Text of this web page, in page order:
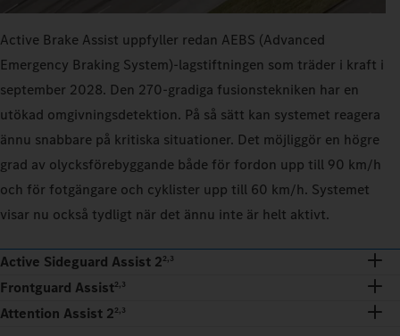
Active Brake Assist uppfyller redan AEBS (Advanced
Emergency Braking System)-lagstiftningen som träder i kraft i
september 2028. Den 270‑gradiga fusionstekniken har en
utökad omgivningsdetektion. På så sätt kan systemet reagera
ännu snabbare på kritiska situationer. Det möjliggör en högre
grad av olycksförebyggande både för fordon upp till 90 km/h
och för fotgängare och cyklister upp till 60 km/h. Systemet
visar nu också tydligt när det ännu inte är helt aktivt.
Active Sideguard Assist 22,3
Frontguard Assist2,3
Attention Assist 22,3